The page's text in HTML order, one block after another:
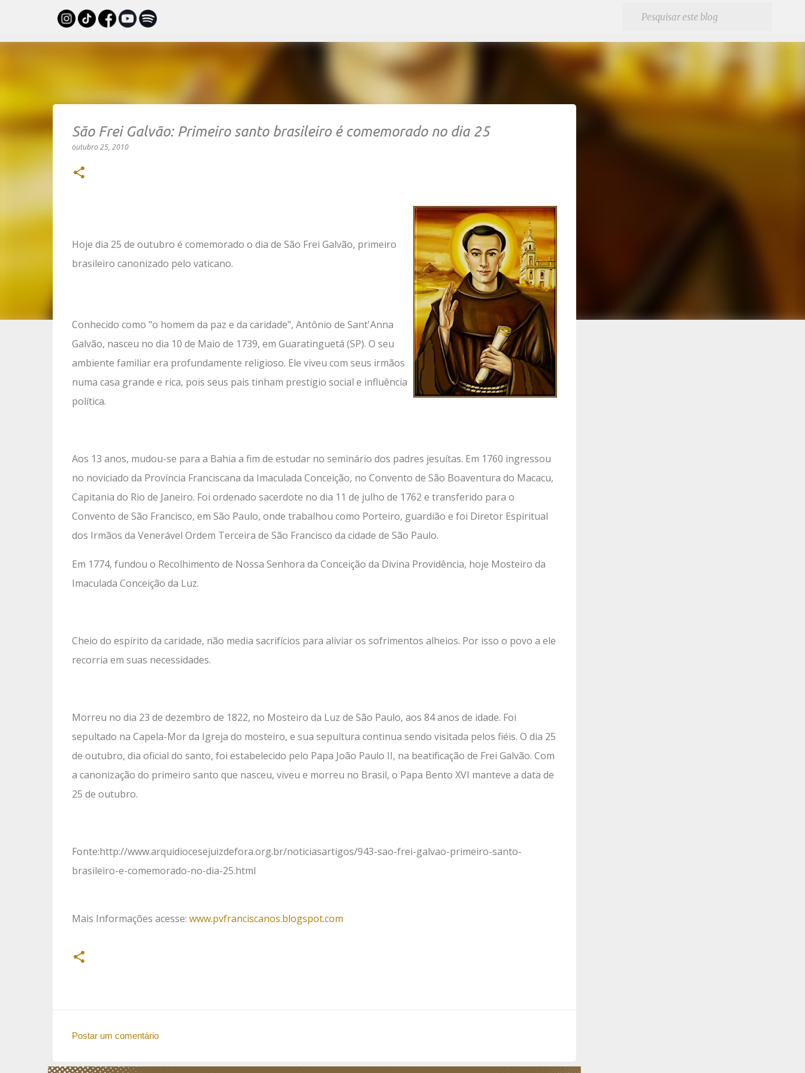
São Frei Galvão: Primeiro santo brasileiro é comemorado no dia 25
outubro 25, 2010
Hoje dia 25 de outubro é comemorado o dia de São Frei Galvão, primeiro
brasileiro canonizado pelo vaticano.
Conhecido como "o homem da paz e da caridade", Antônio de Sant'Anna
Galvão, nasceu no dia 10 de Maio de 1739, em Guaratinguetá (SP). O seu
ambiente familiar era profundamente religioso. Ele viveu com seus irmãos
numa casa grande e rica, pois seus pais tinham prestigio social e influência
política.
Aos 13 anos, mudou-se para a Bahia a fim de estudar no seminário dos padres jesuítas. Em 1760 ingressou
no noviciado da Província Franciscana da Imaculada Conceição, no Convento de São Boaventura do Macacu,
Capitania do Rio de Janeiro. Foi ordenado sacerdote no dia 11 de julho de 1762 e transferido para o
Convento de São Francisco, em São Paulo, onde trabalhou como Porteiro, guardião e foi Diretor Espiritual
dos Irmãos da Venerável Ordem Terceira de São Francisco da cidade de São Paulo.
Em 1774, fundou o Recolhimento de Nossa Senhora da Conceição da Divina Providência, hoje Mosteiro da
Imaculada Conceição da Luz.
Cheio do espírito da caridade, não media sacrifícios para aliviar os sofrimentos alheios. Por isso o povo a ele
recorria em suas necessidades.
Morreu no dia 23 de dezembro de 1822, no Mosteiro da Luz de São Paulo, aos 84 anos de idade. Foi
sepultado na Capela-Mor da Igreja do mosteiro, e sua sepultura continua sendo visitada pelos fiéis. O dia 25
de outubro, dia oficial do santo, foi estabelecido pelo Papa João Paulo II, na beatificação de Frei Galvão. Com
a canonização do primeiro santo que nasceu, viveu e morreu no Brasil, o Papa Bento XVI manteve a data de
25 de outubro.
Fonte:http://www.arquidiocesejuizdefora.org.br/noticiasartigos/943-sao-frei-galvao-primeiro-santo-
brasileiro-e-comemorado-no-dia-25.html
Mais Informações acesse: www.pvfranciscanos.blogspot.com
o
Postar um comentário